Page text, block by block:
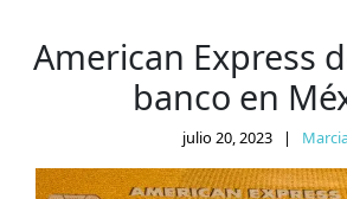
American Express
banco en
julio 20, 2023 |